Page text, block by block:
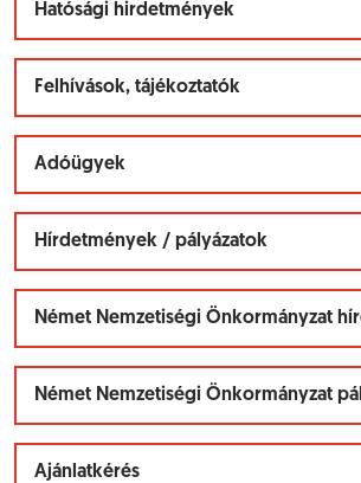
Hatósági hirdetmények
Felhívások, tájékoztatók
Adóügyek
Hírdetmények / pályázatok
Német Nemzetiségi Önkormányzat
Német Nemzetiségi Önkormányzat
Ajánlatkérés